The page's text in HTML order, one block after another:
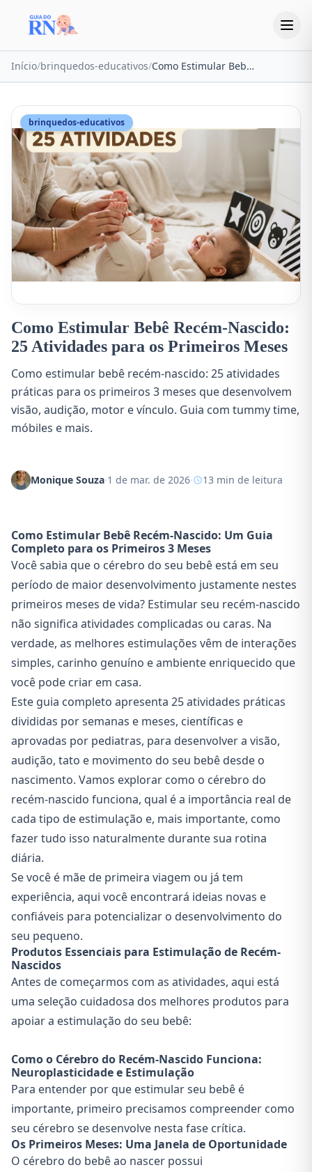
Início/brinquedos-educativos/ Como Estimular Bebê Recém-Nascido: 25 Atividades para os Primeiros Meses
brinquedos-educativos
Como Estimular Bebê Recém-Nascido:
25 Atividades para os Primeiros Meses
Como estimular bebê recém-nascido: 25 atividades
práticas para os primeiros 3 meses que desenvolvem
visão, audição, motor e vínculo. Guia com tummy time,
móbiles e mais.
Monique Souza·1 de mar. de 2026· 13 min de leitura
Como Estimular Bebê Recém-Nascido: Um Guia
Completo para os Primeiros 3 Meses
Você sabia que o cérebro do seu bebê está em seu
período de maior desenvolvimento justamente nestes
primeiros meses de vida? Estimular seu recém-nascido
não significa atividades complicadas ou caras. Na
verdade, as melhores estimulações vêm de interações
simples, carinho genuíno e ambiente enriquecido que
você pode criar em casa.
Este guia completo apresenta 25 atividades práticas
divididas por semanas e meses, científicas e
aprovadas por pediatras, para desenvolver a visão,
audição, tato e movimento do seu bebê desde o
nascimento. Vamos explorar como o cérebro do
recém-nascido funciona, qual é a importância real de
cada tipo de estimulação e, mais importante, como
fazer tudo isso naturalmente durante sua rotina
diária.
Se você é mãe de primeira viagem ou já tem
experiência, aqui você encontrará ideias novas e
confiáveis para potencializar o desenvolvimento do
seu pequeno.
Produtos Essenciais para Estimulação de Recém-
Nascidos
Antes de começarmos com as atividades, aqui está
uma seleção cuidadosa dos melhores produtos para
apoiar a estimulação do seu bebê:
Como o Cérebro do Recém-Nascido Funciona:
Neuroplasticidade e Estimulação
Para entender por que estimular seu bebê é
importante, primeiro precisamos compreender como
seu cérebro se desenvolve nesta fase crítica.
Os Primeiros Meses: Uma Janela de Oportunidade
O cérebro do bebê ao nascer possui